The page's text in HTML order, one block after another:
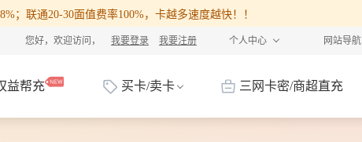
；联通20-30面值费率100%，卡越多速度越快！！
您好，欢迎访问， 我要登录 我要注册 个人中心 网站导航
益帮充 买卡/卖卡 三网卡密/商超直充